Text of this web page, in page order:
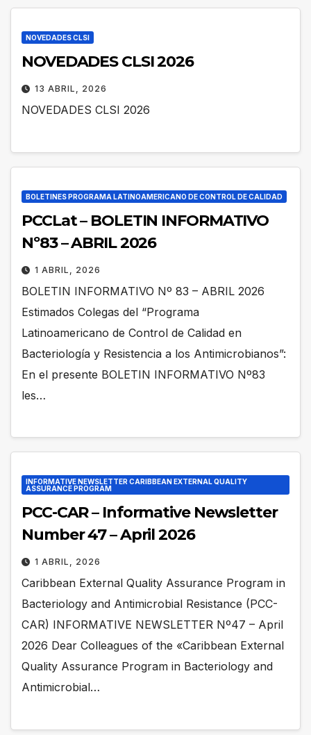
NOVEDADES CLSI
NOVEDADES CLSI 2026
13 ABRIL, 2026
NOVEDADES CLSI 2026
BOLETINES PROGRAMA LATINOAMERICANO DE CONTROL DE CALIDAD
PCCLat – BOLETIN INFORMATIVO
Nº83 – ABRIL 2026
1 ABRIL, 2026
BOLETIN INFORMATIVO Nº 83 – ABRIL 2026
Estimados Colegas del “Programa
Latinoamericano de Control de Calidad en
Bacteriología y Resistencia a los Antimicrobianos”:
En el presente BOLETIN INFORMATIVO Nº83
les…
INFORMATIVE NEWSLETTER CARIBBEAN EXTERNAL QUALITY
ASSURANCE PROGRAM
PCC-CAR – Informative Newsletter
Number 47 – April 2026
1 ABRIL, 2026
Caribbean External Quality Assurance Program in
Bacteriology and Antimicrobial Resistance (PCC-
CAR) INFORMATIVE NEWSLETTER Nº47 – April
2026 Dear Colleagues of the «Caribbean External
Quality Assurance Program in Bacteriology and
Antimicrobial…